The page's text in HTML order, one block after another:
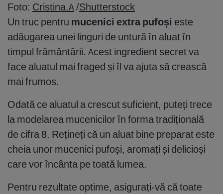
Foto: Cristina.A/Shutterstock
Un truc pentru mucenici extra pufoși este
adăugarea unei linguri de untură în aluat în
timpul frământării. Acest ingredient secret va
face aluatul mai fraged și îl va ajuta să crească
mai frumos.
Odată ce aluatul a crescut suficient, puteți trece
la modelarea mucenicilor în forma tradițională
de cifra 8. Rețineți că un aluat bine preparat este
cheia unor mucenici pufoși, aromați și delicioși
care vor încânta pe toată lumea.
Pentru rezultate optime, asigurați-vă că toate